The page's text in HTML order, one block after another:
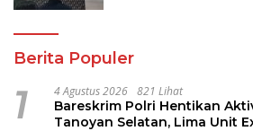
Berita Populer
1 4 Agustus 2026 821 Lihat
Bareskrim Polri Hentikan
Tanoyan Selatan, Lima Unit